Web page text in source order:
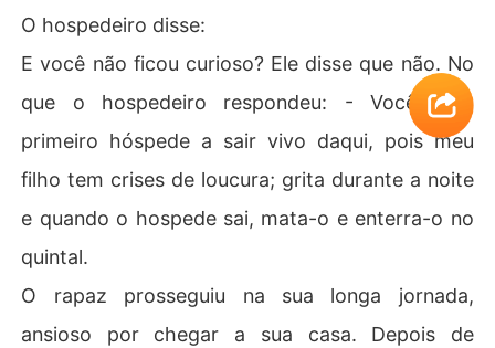
O hospedeiro disse:
E você não ficou curioso? Ele disse que não. No
que o hospedeiro respondeu: - Você é o
primeiro hóspede a sair vivo daqui, pois meu
filho tem crises de loucura; grita durante a noite
e quando o hospede sai, mata-o e enterra-o no
quintal.
O rapaz prosseguiu na sua longa jornada,
ansioso por chegar a sua casa. Depois de